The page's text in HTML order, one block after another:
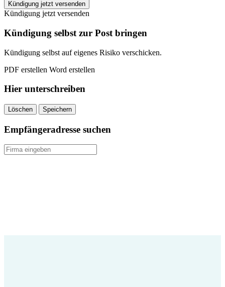
Treffpunkt18
Mitgliedschaft
kündigen
quantity
Kündigung jetzt versenden
Kündigung jetzt versenden
Kündigung selbst zur Post bringen
Kündigung selbst auf eigenes Risiko verschicken.
PDF erstellen Word erstellen
Hier unterschreiben
Löschen Speichern
Empfängeradresse suchen